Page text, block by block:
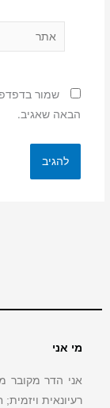
שמור
הבאה שאגיב.
מי אני
אני הדר מקובר
רעיונאית